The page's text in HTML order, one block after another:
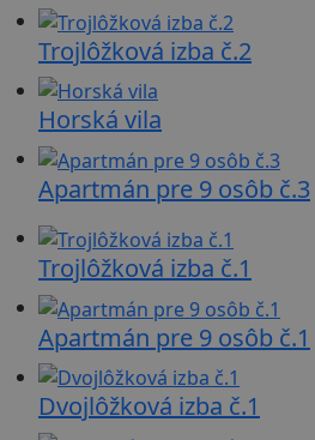
Trojlôžková izba č.2
Horská vila
Apartmán pre 9 osôb č.3
Trojlôžková izba č.1
Apartmán pre 9 osôb č.1
Dvojlôžková izba č.1